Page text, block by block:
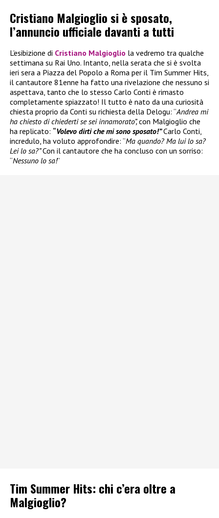
Cristiano Malgioglio si è sposato,
l’annuncio ufficiale davanti a tutti
L’esibizione di Cristiano Malgioglio la vedremo tra qualche
settimana su Rai Uno. Intanto, nella serata che si è svolta
ieri sera a Piazza del Popolo a Roma per il Tim Summer Hits,
il cantautore 81enne ha fatto una rivelazione che nessuno si
aspettava, tanto che lo stesso Carlo Conti è rimasto
completamente spiazzato! Il tutto è nato da una curiosità
chiesta proprio da Conti su richiesta della Delogu: “Andrea mi
ha chiesto di chiederti se sei innamorato”,con Malgioglio che
ha replicato: “Volevo dirti che mi sono sposato!”Carlo Conti,
incredulo, ha voluto approfondire: “Ma quando? Ma lui lo sa?
Lei lo sa?”Con il cantautore che ha concluso con un sorriso:
“Nessuno lo sa!”
Tim Summer Hits: chi c’era oltre a
Malgioglio?